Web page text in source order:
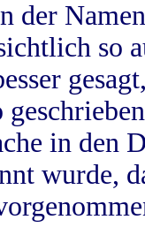
der
so
in
wurde,